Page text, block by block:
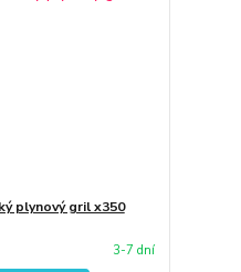
plynový gril x350
3-7 dní